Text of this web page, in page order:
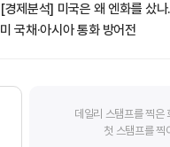
[경제분석] 미국은 왜 엔화를 샀나
미 국채·아시아 통화 방어전
데일리 스탬프를 찍은
첫 스탬프를 찍